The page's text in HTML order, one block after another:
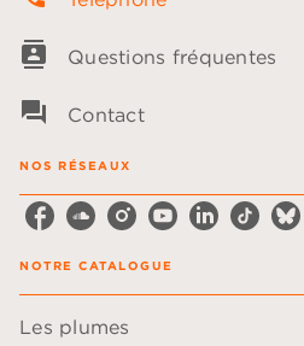
contacts Questions fréquentes
question_answer Contact
NOS RÉSEAUX
NOTRE CATALOGUE
Les plumes